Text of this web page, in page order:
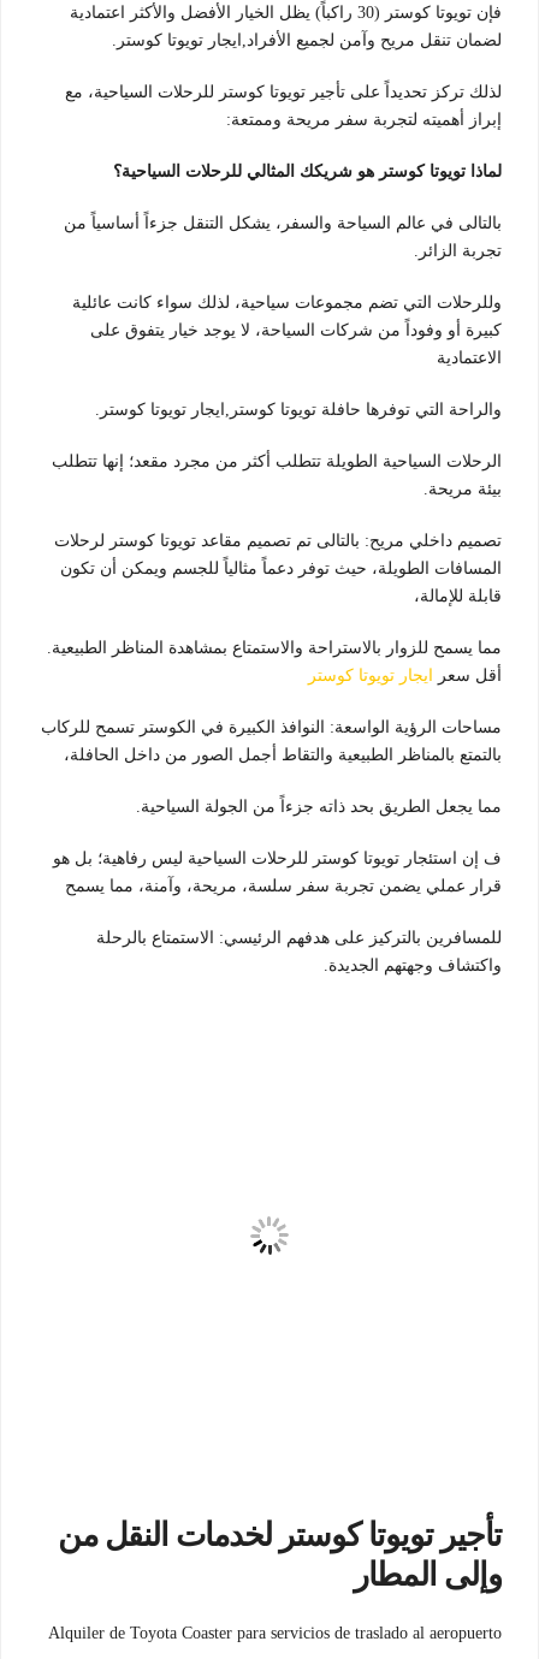
فإن تويوتا كوستر (30 راكباً) يظل الخيار الأفضل والأكثر اعتمادية
لضمان تنقل مريح وآمن لجميع الأفراد,ايجار تويوتا كوستر.
لذلك تركز تحديداً على تأجير تويوتا كوستر للرحلات السياحية، مع
إبراز أهميته لتجربة سفر مريحة وممتعة:
لماذا تويوتا كوستر هو شريكك المثالي للرحلات السياحية؟
بالتالى في عالم السياحة والسفر، يشكل التنقل جزءاً أساسياً من
تجربة الزائر.
وللرحلات التي تضم مجموعات سياحية، لذلك سواء كانت عائلية
كبيرة أو وفوداً من شركات السياحة، لا يوجد خيار يتفوق على
الاعتمادية
والراحة التي توفرها حافلة تويوتا كوستر,ايجار تويوتا كوستر.
الرحلات السياحية الطويلة تتطلب أكثر من مجرد مقعد؛ إنها تتطلب
بيئة مريحة.
تصميم داخلي مريح: بالتالى تم تصميم مقاعد تويوتا كوستر لرحلات
المسافات الطويلة، حيث توفر دعماً مثالياً للجسم ويمكن أن تكون
قابلة للإمالة،
مما يسمح للزوار بالاستراحة والاستمتاع بمشاهدة المناظر الطبيعية.
أقل سعر
ايجار تويوتا كوستر
مساحات الرؤية الواسعة: النوافذ الكبيرة في الكوستر تسمح للركاب
بالتمتع بالمناظر الطبيعية والتقاط أجمل الصور من داخل الحافلة،
مما يجعل الطريق بحد ذاته جزءاً من الجولة السياحية.
ف إن استئجار تويوتا كوستر للرحلات السياحية ليس رفاهية؛ بل هو
قرار عملي يضمن تجربة سفر سلسة، مريحة، وآمنة، مما يسمح
للمسافرين بالتركيز على هدفهم الرئيسي: الاستمتاع بالرحلة
واكتشاف وجهتهم الجديدة.
تأجير تويوتا كوستر لخدمات النقل من
وإلى المطار
Alquiler de Toyota Coaster para servicios de traslado al aeropuerto